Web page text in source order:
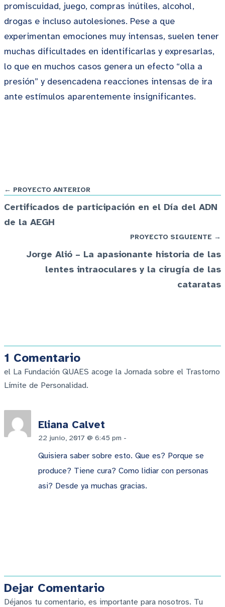
promiscuidad, juego, compras inútiles, alcohol,
drogas e incluso autolesiones. Pese a que
experimentan emociones muy intensas, suelen tener
muchas dificultades en identificarlas y expresarlas,
lo que en muchos casos genera un efecto “olla a
presión” y desencadena reacciones intensas de ira
ante estímulos aparentemente insignificantes.
← PROYECTO ANTERIOR
Certificados de participación en el Día del ADN
de la AEGH
PROYECTO SIGUIENTE →
Jorge Alió – La apasionante historia de las
lentes intraoculares y la cirugía de las
cataratas
1 Comentario
el La Fundación QUAES acoge la Jornada sobre el Trastorno
Límite de Personalidad.
Eliana Calvet
22 junio, 2017 @ 6:45 pm -
Quisiera saber sobre esto. Que es? Porque se
produce? Tiene cura? Como lidiar con personas
asi? Desde ya muchas gracias.
Dejar Comentario
Déjanos tu comentario, es importante para nosotros. Tu